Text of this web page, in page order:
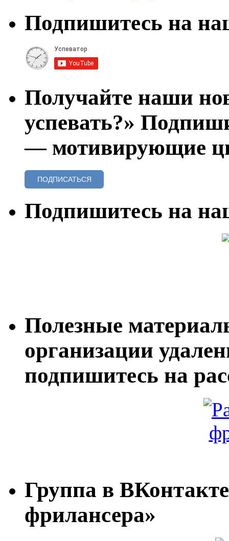
Подпишитесь на
Получайте наши
успевать?»
— мотивирующие
ПОДПИСАТЬСЯ
Подпишитесь на
Полезные
организации
подпишитесь на
Группа в
фрилансера»